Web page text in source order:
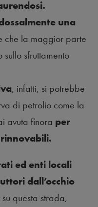
una
che la maggior parte
sfruttamento
, infatti, si potrebbe
di petrolio come la
avuta finora per
ed enti locali
dall’occhio
questa strada,